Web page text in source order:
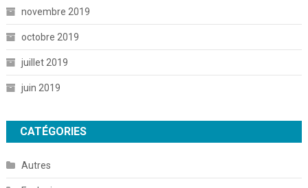
novembre 2019
octobre 2019
juillet 2019
juin 2019
CATÉGORIES
Autres